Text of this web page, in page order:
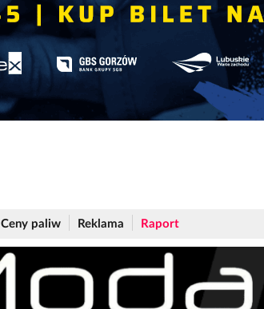
Ceny paliw Reklama Raport